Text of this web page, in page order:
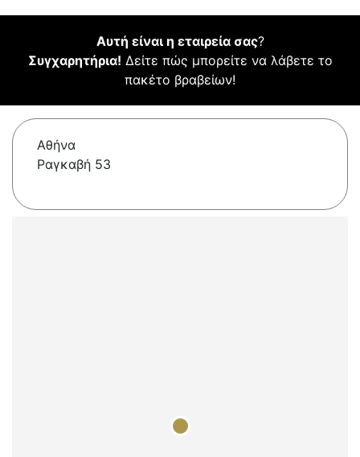
Αυτή είναι η εταιρεία σας?
Συγχαρητήρια! Δείτε πώς μπορείτε να λάβετε το
πακέτο βραβείων!
Αθήνα
Ραγκαβή 53